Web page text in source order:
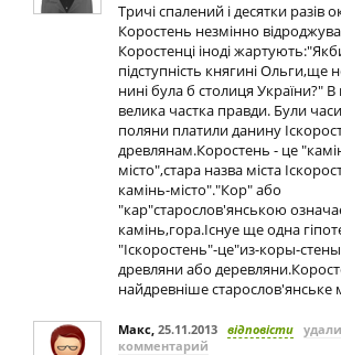
Тричі спалений і десятки разів
Коростень незмінно
Коростенці іноді
підступність княгині Ольги,ще
нині була б столиця України?"
велика частка правди. Були
поляни платили данину
древлянам.Коростень - це
місто",стара назва міста
камінь-місто"."Кор" або
"кар"старослов'янською
камінь,гора.Існуе ще одна
"Іскоростень"-це"из-коры-
древляни або
найдревніше старослов'янське
Макс, 25.11.2013 відповісти
комментарий